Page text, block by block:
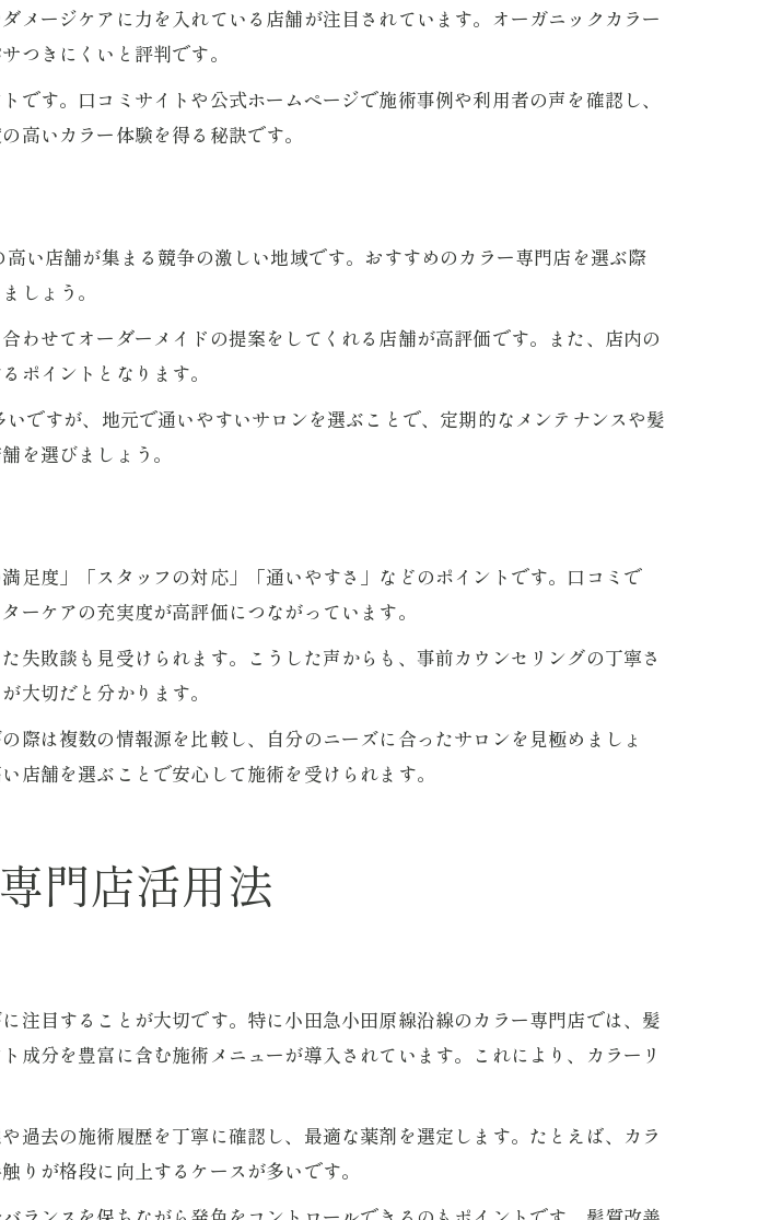
験できるおすすめ場所
で体験者が語る効果とは
善メニュー体験レポート
質改善カラー専門店探し
善カラー専門店とは
メージケアに力を入れている店舗が注目されています。オーガニックカラー
つきにくいと評判です。
す。口コミサイトや公式ホームページで施術事例や利用者の声を確認し、
高いカラー体験を得る秘訣です。
い店舗が集まる競争の激しい地域です。おすすめのカラー専門店を選ぶ際
しょう。
わせてオーダーメイドの提案をしてくれる店舗が高評価です。また、店内の
ポイントとなります。
ですが、地元で通いやすいサロンを選ぶことで、定期的なメンテナンスや髪
を選びましょう。
足度」「スタッフの対応」「通いやすさ」などのポイントです。口コミで
ーケアの充実度が高評価につながっています。
敗談も見受けられます。こうした声からも、事前カウンセリングの丁寧さ
大切だと分かります。
は複数の情報源を比較し、自分のニーズに合ったサロンを見極めましょ
店舗を選ぶことで安心して施術を受けられます。
門店活用法
注目することが大切です。特に小田急小田原線沿線のカラー専門店では、髪
分を豊富に含む施術メニューが導入されています。これにより、カラーリ
過去の施術履歴を丁寧に確認し、最適な薬剤を選定します。たとえば、カラ
りが格段に向上するケースが多いです。
約はこちら
約はこちら